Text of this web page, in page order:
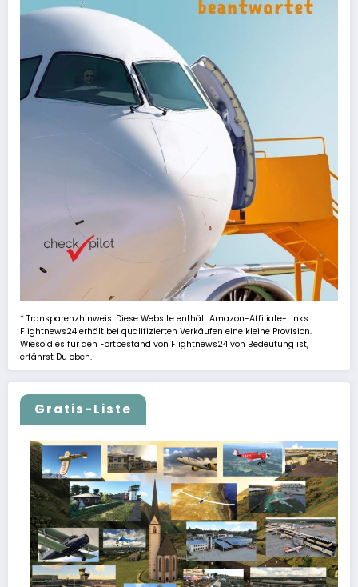
* Transparenzhinweis: Diese Website enthält Amazon-Affiliate-Links.
Flightnews24 erhält bei qualifizierten Verkäufen eine kleine Provision.
Wieso dies für den Fortbestand von Flightnews24 von Bedeutung ist,
erfährst Du oben.
Gratis-Liste